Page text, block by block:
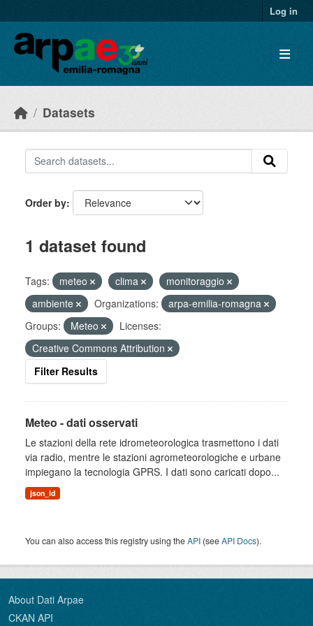
Log in
Datasets
Order by
1 dataset found
Tags: meteo clima
monitoraggio
ambiente
Organizations:
arpa-emilia-romagna
Groups:
Meteo
Licenses:
Creative Commons Attribution
Filter Results
Meteo - dati osservati
Le stazioni della rete idrometeorologica trasmettono i dati
via radio, mentre le stazioni agrometeorologiche e urbane
impiegano la tecnologia GPRS. I dati sono caricati dopo...
json_ld
You can also access this registry using theAPI (seeAPI Docs).
About Dati Arpae
CKAN API